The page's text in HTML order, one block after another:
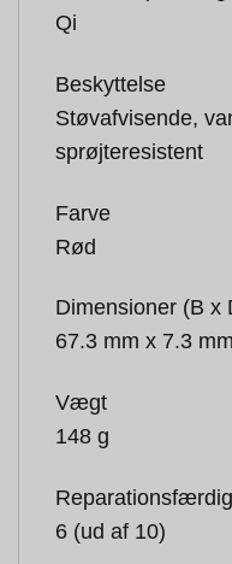
Qi
Beskyttelse
Støvafvisende,
sprøjteresistent
Farve
Rød
Dimensioner (B x
67.3 mm x 7.3
Vægt
148 g
6 (ud af 10)